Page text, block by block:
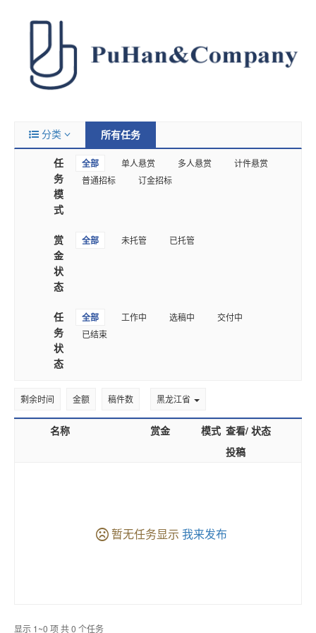
分类
所有任务
任
务
模
式
全部 单人悬赏 多人悬赏
计件悬赏
普通招标
订金招标
赏
金
状
态
全部 未托管 已托管
任
务
状
态
全部 工作中 选稿中
交付中
已结束
剩余时间 金额 稿件数 黑龙江省
名称 赏金 模式 查看/
投稿
状态
暂无任务显示 我来发布
显示 1~0 项 共 0 个任务